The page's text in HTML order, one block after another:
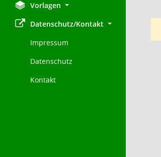
Vorlagen
Datenschutz/Kontakt
Impressum
Datenschutz
Kontakt